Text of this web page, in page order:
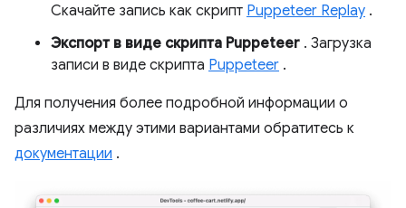
Скачайте запись как скрипт Puppeteer Replay .
Экспорт в виде скрипта Puppeteer . Загрузка
записи в виде скрипта Puppeteer .
Для получения более подробной информации о
различиях между этими вариантами обратитесь к
документации .